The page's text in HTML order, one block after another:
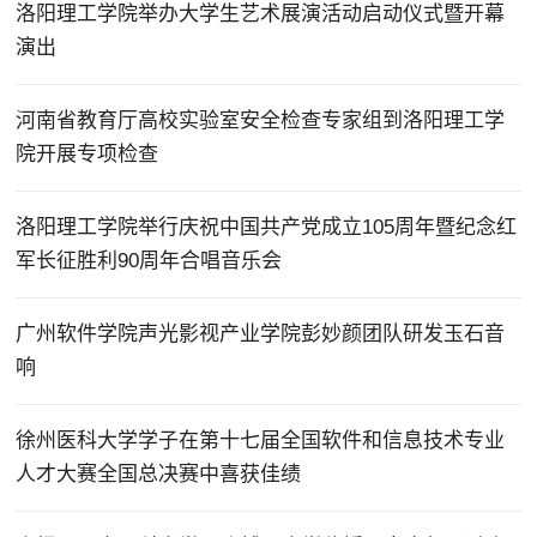
洛阳理工学院举办大学生艺术展演活动启动仪式暨开幕
演出
河南省教育厅高校实验室安全检查专家组到洛阳理工学
院开展专项检查
洛阳理工学院举行庆祝中国共产党成立105周年暨纪念红
军长征胜利90周年合唱音乐会
广州软件学院声光影视产业学院彭妙颜团队研发玉石音
响
徐州医科大学学子在第十七届全国软件和信息技术专业
人才大赛全国总决赛中喜获佳绩